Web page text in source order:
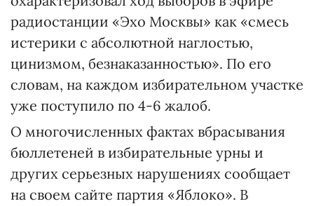
радиостанции «Эхо Москвы» как «смесь
истерики с абсолютной наглостью,
цинизмом, безнаказанностью». По его
словам, на каждом избирательном участке
уже поступило по 4-6 жалоб.
О многочисленных фактах вбрасывания
бюллетеней в избирательные урны и
других серьезных нарушениях сообщает
на своем сайте партия «Яблоко». В